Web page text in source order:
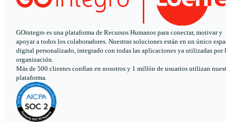
GOintegro es una plataforma de Recursos Humanos para conectar, motivar y
apoyar a todos los colaboradores. Nuestras soluciones están en un único
digital personalizado, integrado con todas las aplicaciones ya utilizadas por
organización.
Más de 500 clientes confían en nosotros y 1 millón de usuarios utilizan
plataforma.